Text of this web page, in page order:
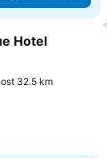
Hotel
32.5 km